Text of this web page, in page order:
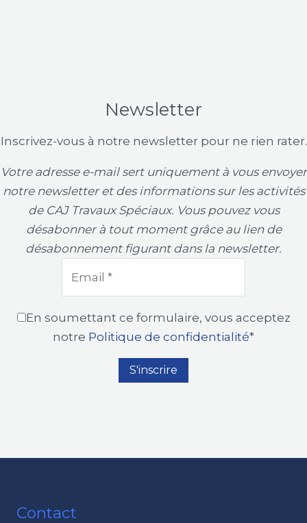
Newsletter
Inscrivez-vous à notre newsletter pour ne rien rater.
Votre adresse e-mail sert uniquement à vous envoyer
notre newsletter et des informations sur les activités
de CAJ Travaux Spéciaux. Vous pouvez vous
désabonner à tout moment grâce au lien de
désabonnement figurant dans la newsletter.
En soumettant ce formulaire, vous acceptez
notre Politique de confidentialité*
Contact